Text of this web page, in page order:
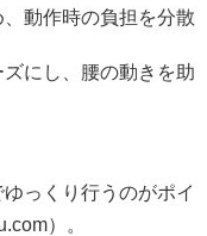
、動作時の負担を分散
ズにし、腰の動きを助
っくり行うのがポイ
）。